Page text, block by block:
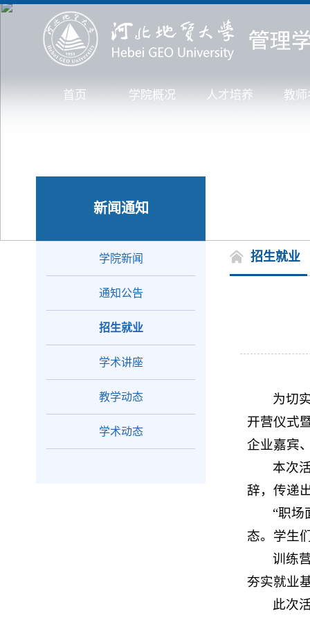
首页 学院概况 人才培养 教
新闻通知
学院新闻
通知公告
招生就业
学术讲座
教学动态
学术动态
招生就业
为切
开营仪式
企业嘉宾
本次
辞，传递
“职场
态。学生
训练
夯实就业
此次